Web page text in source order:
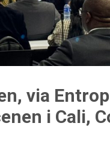
via
i Cali,